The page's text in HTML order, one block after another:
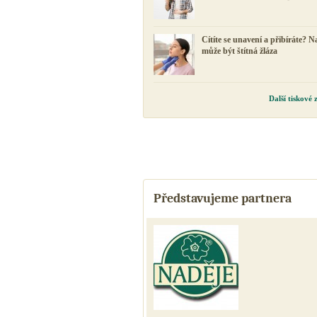
Cítíte se unavení a přibíráte?
může být štítná žláza
Další tiskové
Představujeme partnera